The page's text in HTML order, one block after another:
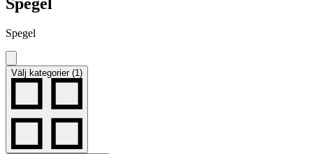
Spegel
Välj kategorier (1)